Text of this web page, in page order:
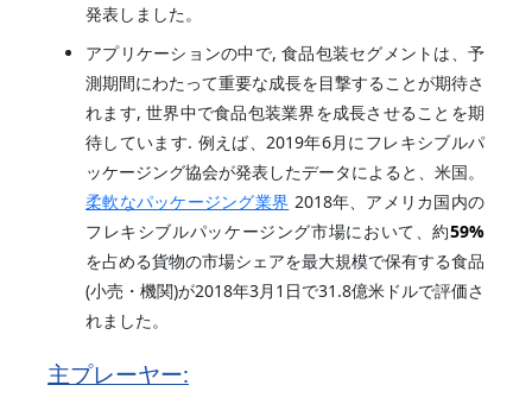
発表しました。
アプリケーションの中で, 食品包装セグメントは、予
測期間にわたって重要な成長を目撃することが期待さ
れます, 世界中で食品包装業界を成長させることを期
待しています. 例えば、2019年6月にフレキシブルパ
ッケージング協会が発表したデータによると、米国。
柔軟なパッケージング業界 2018年、アメリカ国内の
フレキシブルパッケージング市場において、約59%
を占める貨物の市場シェアを最大規模で保有する食品
(小売・機関)が2018年3月1日で31.8億米ドルで評価さ
れました。
主プレーヤー: